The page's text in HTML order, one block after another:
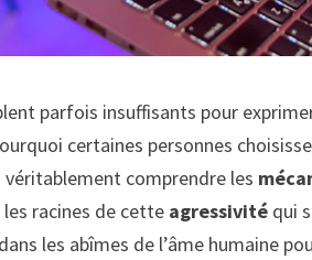
parfois insuffisants pour
certaines personnes
comprendre les
racines de cette agressivité qui
les abîmes de l’âme humaine